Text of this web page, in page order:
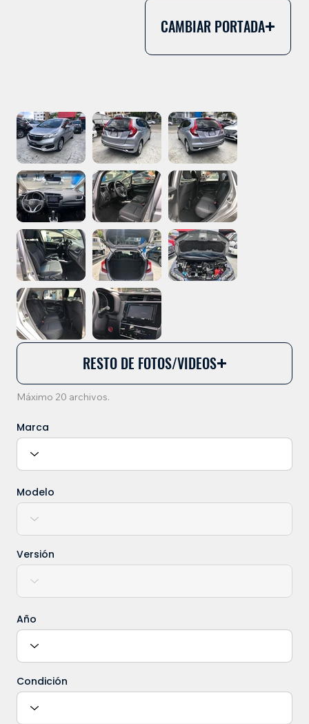
CAMBIAR PORTADA
RESTO DE FOTOS/VIDEOS
Máximo 20 archivos.
Marca
Modelo
Versión
Año
Condición